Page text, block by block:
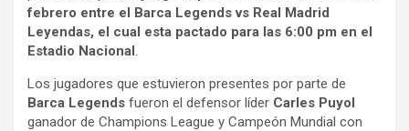
febrero entre el Barca Legends vs Real Madrid
Leyendas, el cual esta pactado para las 6:00 pm en el
Estadio Nacional.
Los jugadores que estuvieron presentes por parte de
Barca Legends fueron el defensor líder Carles Puyol
ganador de Champions League y Campeón Mundial con